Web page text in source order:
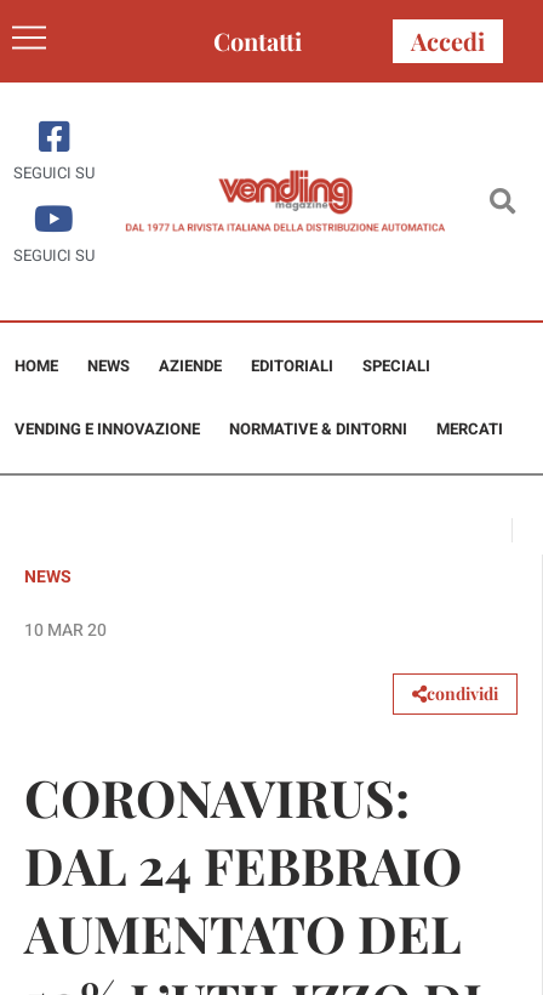
Contatti Accedi
SEGUICI SU
SEGUICI SU
HOME NEWS AZIENDE EDITORIALI SPECIALI
VENDING E INNOVAZIONE NORMATIVE & DINTORNI MERCATI
NEWS
10 MAR 20
condividi
CORONAVIRUS:
DAL 24 FEBBRAIO
AUMENTATO DEL